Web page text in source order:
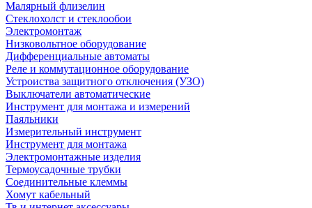
Малярный флизелин
Стеклохолст и стеклообои
Электромонтаж
Низковольтное оборудование
Дифференциальные автоматы
Реле и коммутационное оборудование
Устроиства защитного отключения (УЗО)
Выключатели автоматические
Инструмент для монтажа и измерений
Паяльники
Измерительный инструмент
Инструмент для монтажа
Электромонтажные изделия
Термоусадочные трубки
Соединительные клеммы
Хомут кабельный